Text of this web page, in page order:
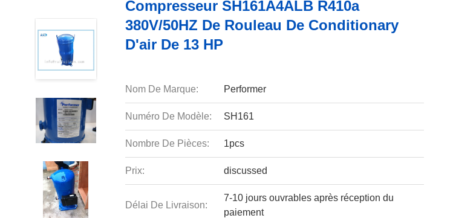
Compresseur SH161A4ALB R410a
380V/50HZ De Rouleau De Conditionary
D'air De 13 HP
Nom De Marque: Performer
Numéro De Modèle: SH161
Nombre De Pièces: 1pcs
Prix: discussed
Délai De Livraison:
7-10 jours ouvrables après réception du
paiement